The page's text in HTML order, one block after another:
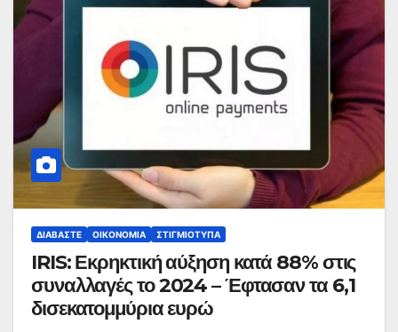
ΔΙΑΒΆΣΤΕ ΟΙΚΟΝΟΜΊΑ ΣΤΙΓΜΙΌΤΥΠΑ
IRIS: Εκρηκτική αύξηση κατά 88% στις
συναλλαγές το 2024 – Έφτασαν τα 6,1
δισεκατομμύρια ευρώ